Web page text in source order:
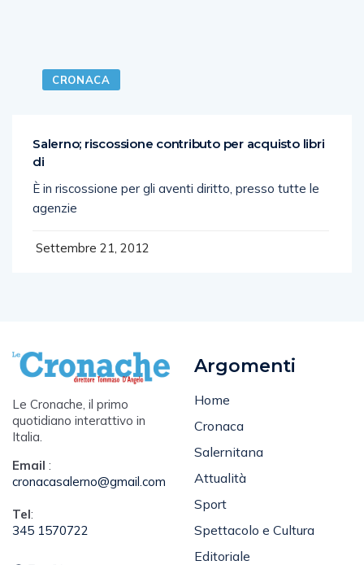
CRONACA
Salerno; riscossione contributo per acquisto libri
di
È in riscossione per gli aventi diritto, presso tutte le
agenzie
Settembre 21, 2012
Le Cronache, il primo
quotidiano interattivo in
Italia.
Email :
cronacasalerno@gmail.com
Tel:
345 1570722
Argomenti
Home
Cronaca
Salernitana
Attualità
Sport
Spettacolo e Cultura
Editoriale